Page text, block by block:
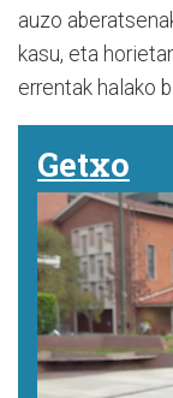
auzo
kasu, eta
errentak halako
Getxo